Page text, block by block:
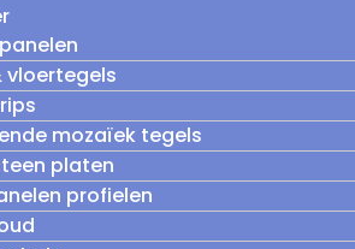
vloertegels
mozaïek tegels
platen
profielen